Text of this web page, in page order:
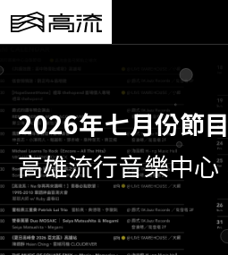
2026年七月份節
高雄流行音樂中心